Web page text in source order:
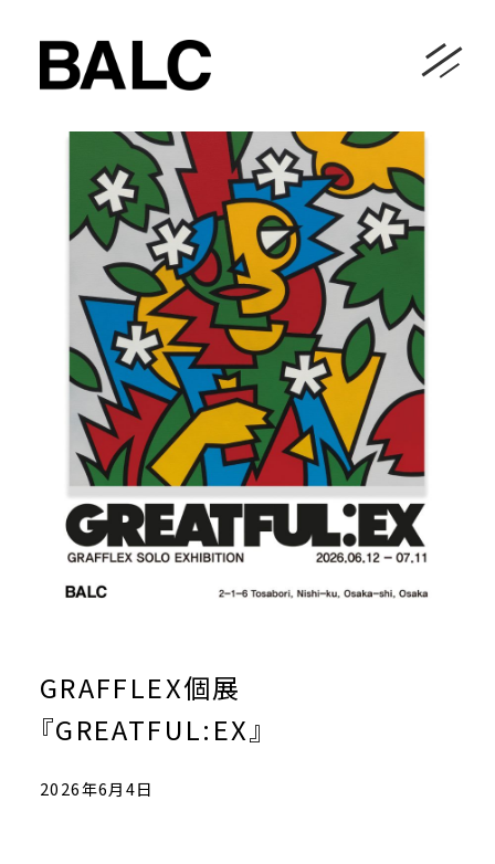
GRAFFLEX個展
『GREATFUL:EX』
2026年6月4日